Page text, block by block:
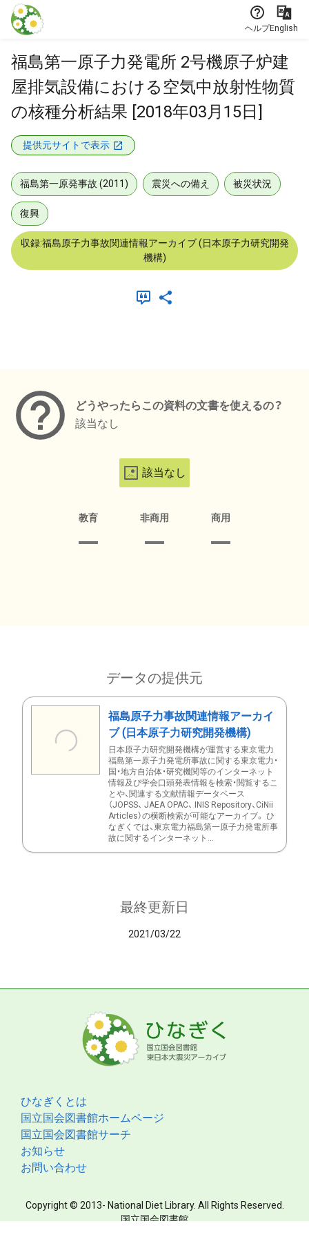
本文に飛ぶ
ヘルプEnglish
福島第一原子力発電所 2号機原子炉建
屋排気設備における空気中放射性物質
の核種分析結果 [2018年03月15日]
提供元サイトで表示
福島第一原発事故 (2011) 震災への備え 被災状況
復興
収録:福島原子力事故関連情報アーカイブ (日本原子力研究開発
機構)
どうやったらこの資料の文書を使えるの？
該当なし
該当なし
教育 非商用 商用
データの提供元
福島原子力事故関連情報アーカイ
ブ (日本原子力研究開発機構)
日本原子力研究開発機構が運営する東京電力
福島第一原子力発電所事故に関する東京電力・
国・地方自治体・研究機関等のインターネット
情報及び学会口頭発表情報を検索・閲覧するこ
とや、関連する文献情報データベース
（JOPSS、 JAEA OPAC、 INIS Repository、CiNii
Articles）の横断検索が可能なアーカイブ。 ひ
なぎくでは、東京電力福島第一原子力発電所事
故に関するインターネット...
最終更新日
2021/03/22
ひなぎくとは
国立国会図書館ホームページ
国立国会図書館サーチ
お知らせ
お問い合わせ
Copyright © 2013- National Diet Library. All Rights Reserved.